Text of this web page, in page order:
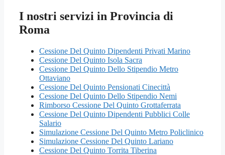
I nostri servizi in Provincia di
Roma
Cessione Del Quinto Dipendenti Privati Marino
Cessione Del Quinto Isola Sacra
Cessione Del Quinto Dello Stipendio Metro
Ottaviano
Cessione Del Quinto Pensionati Cinecittà
Cessione Del Quinto Dello Stipendio Nemi
Rimborso Cessione Del Quinto Grottaferrata
Cessione Del Quinto Dipendenti Pubblici Colle
Salario
Simulazione Cessione Del Quinto Metro Policlinico
Simulazione Cessione Del Quinto Lariano
Cessione Del Quinto Torrita Tiberina